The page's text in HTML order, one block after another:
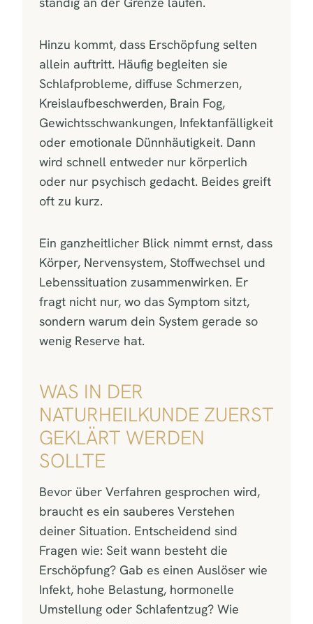
Hinzu kommt, dass Erschöpfung selten
allein auftritt. Häufig begleiten sie
Schlafprobleme, diffuse Schmerzen,
Kreislaufbeschwerden, Brain Fog,
Gewichtsschwankungen, Infektanfälligkeit
oder emotionale Dünnhäutigkeit. Dann
wird schnell entweder nur körperlich
oder nur psychisch gedacht. Beides greift
oft zu kurz.
Ein ganzheitlicher Blick nimmt ernst, dass
Körper, Nervensystem, Stoffwechsel und
Lebenssituation zusammenwirken. Er
fragt nicht nur, wo das Symptom sitzt,
sondern warum dein System gerade so
wenig Reserve hat.
WAS IN DER
NATURHEILKUNDE ZUERST
GEKLÄRT WERDEN
SOLLTE
Bevor über Verfahren gesprochen wird,
braucht es ein sauberes Verstehen
deiner Situation. Entscheidend sind
Fragen wie: Seit wann besteht die
Erschöpfung? Gab es einen Auslöser wie
Infekt, hohe Belastung, hormonelle
Umstellung oder Schlafentzug? Wie